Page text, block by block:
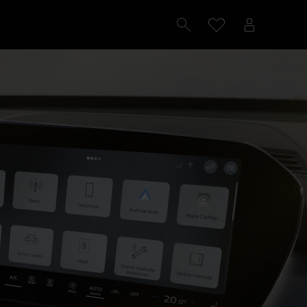
Configureren Proefrit plannen